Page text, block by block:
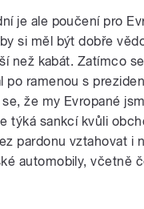
je ale poučení pro
si měl být dobře
než kabát. Zatímco
po ramenou s
že my Evropané
týká sankcí kvůli
pardonu vztahovat i
automobily, včetně